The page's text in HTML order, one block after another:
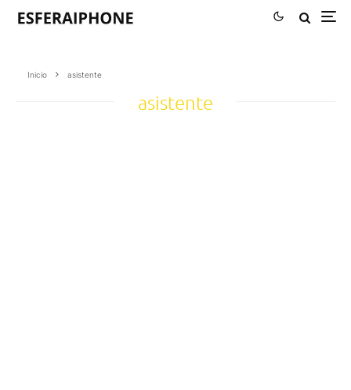
Inicio asistente
asistente